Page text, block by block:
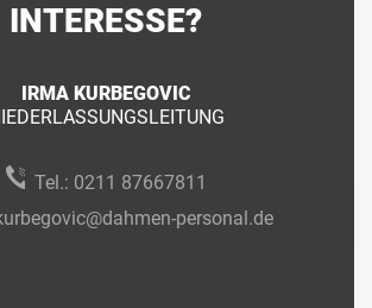
INTERESSE?
IRMA KURBEGOVIC
Tel.: 0211 87667811
personal.de